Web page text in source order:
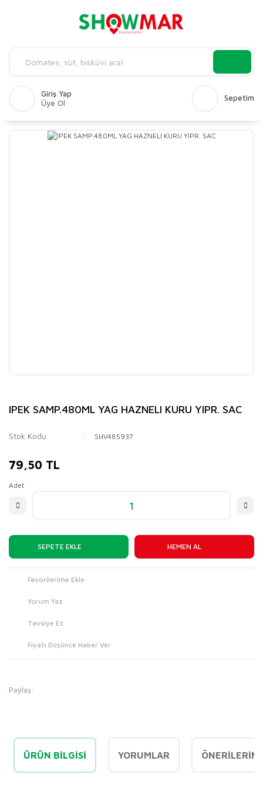
Giriş Yap
Üye Ol
Sepetim
IPEK SAMP.480ML YAG HAZNELI KURU YIPR. SAC
Stok Kodu SHV485937
79,50 TL
Adet
SEPETE EKLE HEMEN AL
Yorum Yaz
Tavsiye Et
Fiyatı Düşünce Haber Ver
Paylaş:
ÜRÜN BILGISI YORUMLAR